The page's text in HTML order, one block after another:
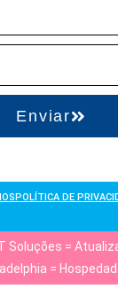
Enviar
POLÍTICA DE
Soluções =
=